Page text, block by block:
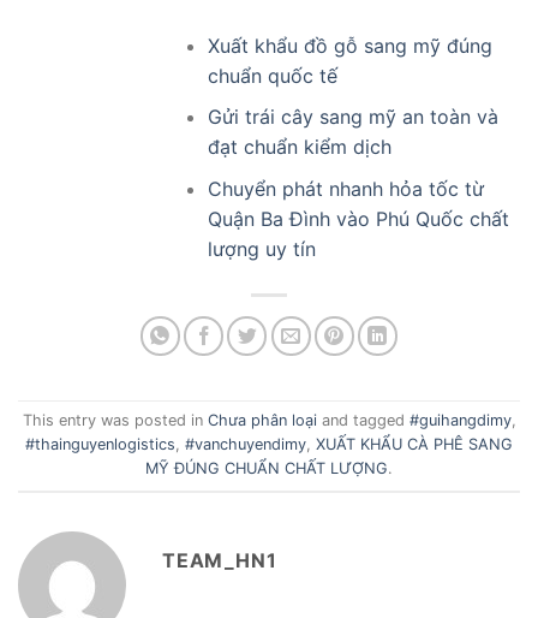
Xuất khẩu đồ gỗ sang mỹ đúng
chuẩn quốc tế
Gửi trái cây sang mỹ an toàn và
đạt chuẩn kiểm dịch
Chuyển phát nhanh hỏa tốc từ
Quận Ba Đình vào Phú Quốc chất
lượng uy tín
This entry was posted in Chưa phân loạiand tagged #guihangdimy,
#thainguyenlogistics, #vanchuyendimy, XUẤT KHẨU CÀ PHÊ SANG
MỸ ĐÚNG CHUẨN CHẤT LƯỢNG.
TEAM_HN1